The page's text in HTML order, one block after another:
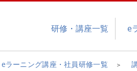
研修・講座一覧 e
eラーニング講座・社員研修一覧